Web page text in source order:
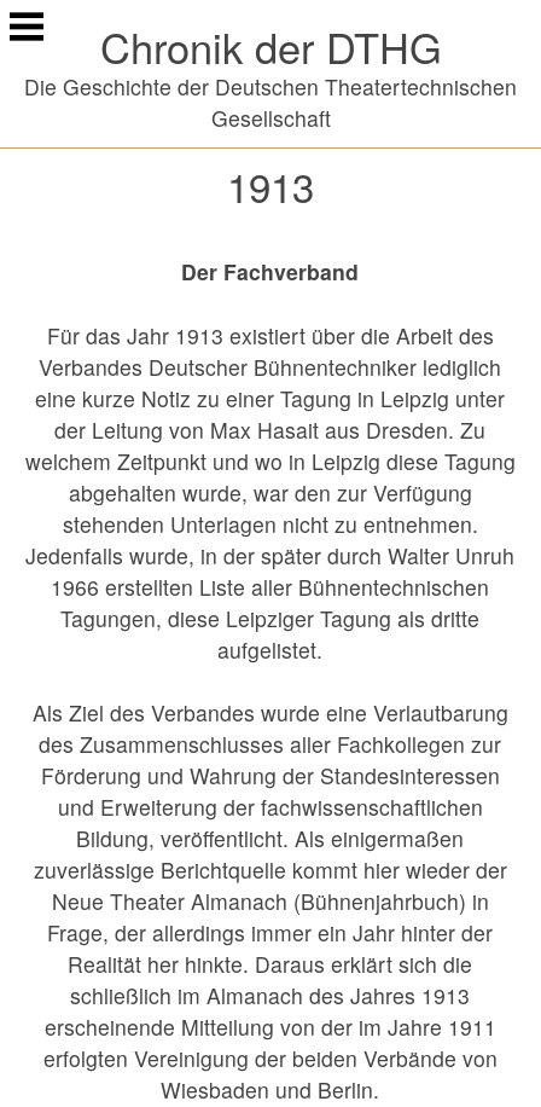
Springe
zu
Chronik der DTHG
Die Geschichte der Deutschen Theatertechnischen
Gesellschaft
1913
Der Fachverband
Für das Jahr 1913 existiert über die Arbeit des
Verbandes Deutscher Bühnentechniker lediglich
eine kurze Notiz zu einer Tagung in Leipzig unter
der Leitung von Max Hasait aus Dresden. Zu
welchem Zeitpunkt und wo in Leipzig diese Tagung
abgehalten wurde, war den zur Verfügung
stehenden Unterlagen nicht zu entnehmen.
Jedenfalls wurde, in der später durch Walter Unruh
1966 erstellten Liste aller Bühnentechnischen
Tagungen, diese Leipziger Tagung als dritte
aufgelistet.
Als Ziel des Verbandes wurde eine Verlautbarung
des Zusammenschlusses aller Fachkollegen zur
Förderung und Wahrung der Standesinteressen
und Erweiterung der fachwissenschaftlichen
Bildung, veröffentlicht. Als einigermaßen
zuverlässige Berichtquelle kommt hier wieder der
Neue Theater Almanach (Bühnenjahrbuch) in
Frage, der allerdings immer ein Jahr hinter der
Realität her hinkte. Daraus erklärt sich die
schließlich im Almanach des Jahres 1913
erscheinende Mitteilung von der im Jahre 1911
erfolgten Vereinigung der beiden Verbände von
Wiesbaden und Berlin.